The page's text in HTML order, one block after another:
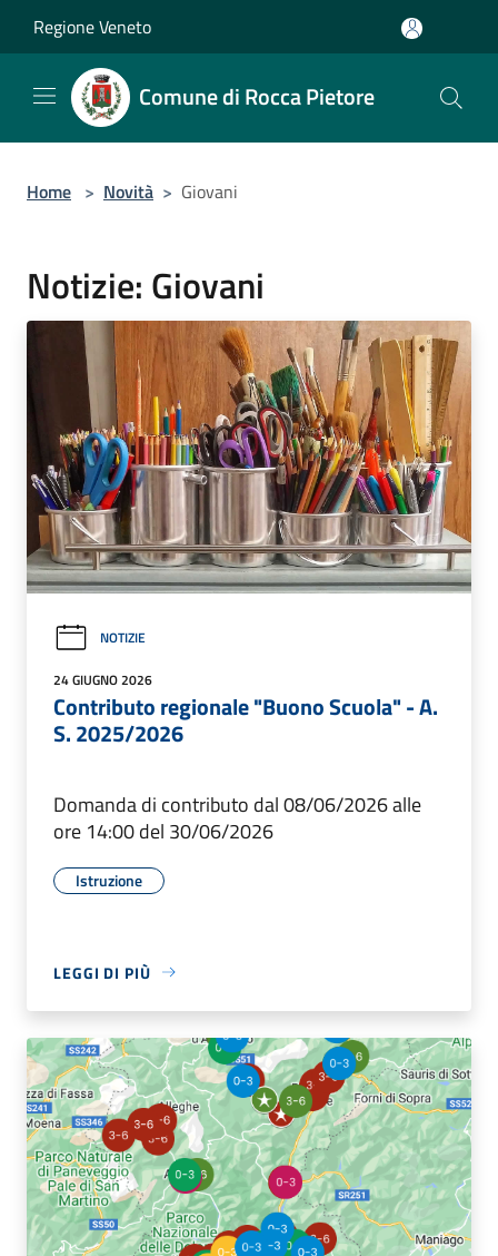
Regione Veneto
Comune di Rocca Pietore
Home > Novità > Giovani
Notizie: Giovani
NOTIZIE
24 GIUGNO 2026
Contributo regionale "Buono Scuola" - A.
S. 2025/2026
Domanda di contributo dal 08/06/2026 alle
ore 14:00 del 30/06/2026
Istruzione
LEGGI DI PIÙ